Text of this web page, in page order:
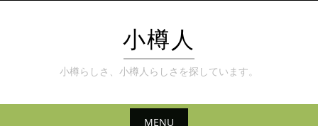
小樽人
小樽らしさ、小樽人らしさを探しています。
MENU